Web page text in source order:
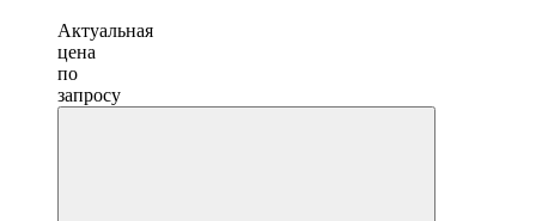
Актуальная
цена
по
запросу